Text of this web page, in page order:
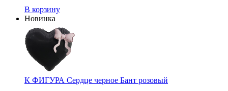
В корзину
Новинка
К ФИГУРА Сердце черное Бант розовый